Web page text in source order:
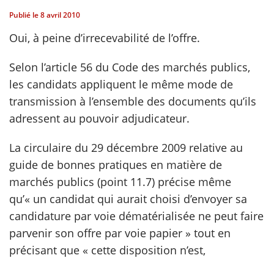
Publié le8 avril 2010
Oui, à peine d’irrecevabilité de l’offre.
Selon l’article 56 du Code des marchés publics,
les candidats appliquent le même mode de
transmission à l’ensemble des documents qu’ils
adressent au pouvoir adjudicateur.
La circulaire du 29 décembre 2009 relative au
guide de bonnes pratiques en matière de
marchés publics (point 11.7) précise même
qu’« un candidat qui aurait choisi d’envoyer sa
candidature par voie dématérialisée ne peut faire
parvenir son offre par voie papier » tout en
précisant que « cette disposition n’est,